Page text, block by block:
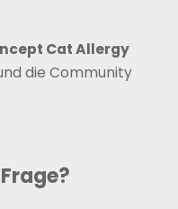
Cat Allergy
die Community